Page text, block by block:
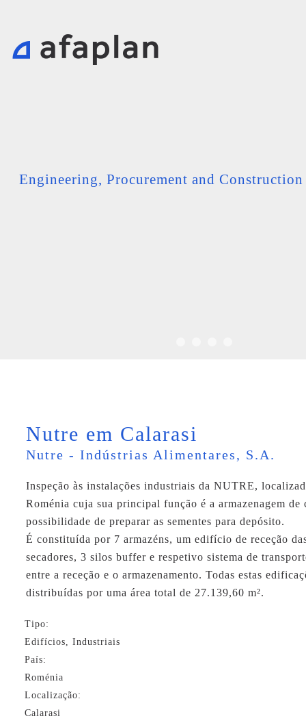
Engineering, Procurement and Construction
Nutre em Calarasi
Nutre - Indústrias Alimentares, S.A.
Inspeção às instalações industriais da NUTRE,
Roménia cuja sua principal função é a armazenagem de
possibilidade de preparar as sementes para depósito.
É constituída por 7 armazéns, um edifício de receção
secadores, 3 silos buffer e respetivo sistema de
entre a receção e o armazenamento. Todas estas
distribuídas por uma área total de 27.139,60 m².
Tipo:
Edifícios, Industriais
País:
Roménia
Localização:
Calarasi